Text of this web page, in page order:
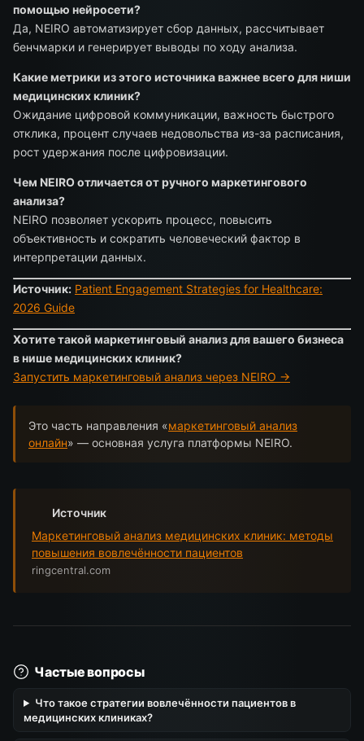
помощью нейросети?
Да, NEIRO автоматизирует сбор данных, рассчитывает
бенчмарки и генерирует выводы по ходу анализа.
Какие метрики из этого источника важнее всего для ниши
медицинских клиник?
Ожидание цифровой коммуникации, важность быстрого
отклика, процент случаев недовольства из-за расписания,
рост удержания после цифровизации.
Чем NEIRO отличается от ручного маркетингового
анализа?
NEIRO позволяет ускорить процесс, повысить
объективность и сократить человеческий фактор в
интерпретации данных.
Источник: Patient Engagement Strategies for Healthcare:
2026 Guide
Хотите такой маркетинговый анализ для вашего бизнеса
в нише медицинских клиник?
Запустить маркетинговый анализ через NEIRO →
Это часть направления «маркетинговый анализ
онлайн» — основная услуга платформы NEIRO.
Источник
Маркетинговый анализ медицинских клиник: методы
повышения вовлечённости пациентов
ringcentral.com
Частые вопросы
Что такое стратегии вовлечённости пациентов в
медицинских клиниках?